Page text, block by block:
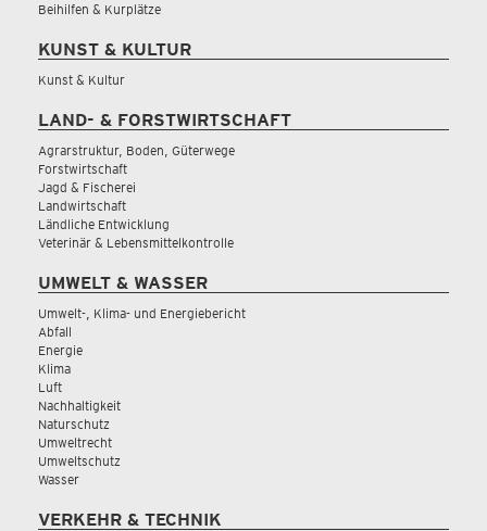
Beihilfen & Kurplätze
KUNST & KULTUR
Kunst & Kultur
LAND- & FORSTWIRTSCHAFT
Agrarstruktur, Boden, Güterwege
Forstwirtschaft
Jagd & Fischerei
Landwirtschaft
Ländliche Entwicklung
Veterinär & Lebensmittelkontrolle
UMWELT & WASSER
Umwelt-, Klima- und Energiebericht
Abfall
Energie
Klima
Luft
Nachhaltigkeit
Naturschutz
Umweltrecht
Umweltschutz
Wasser
VERKEHR & TECHNIK